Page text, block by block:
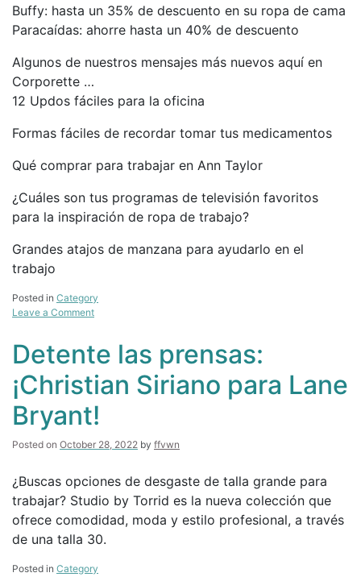
Buffy: hasta un 35% de descuento en su ropa de cama
Paracaídas: ahorre hasta un 40% de descuento
Algunos de nuestros mensajes más nuevos aquí en
Corporette …
12 Updos fáciles para la oficina
Formas fáciles de recordar tomar tus medicamentos
Qué comprar para trabajar en Ann Taylor
¿Cuáles son tus programas de televisión favoritos
para la inspiración de ropa de trabajo?
Grandes atajos de manzana para ayudarlo en el
trabajo
Posted in Category
Leave a Commenton
Cynthia
Heels
Detente las prensas:
¡Christian Siriano para Lane
Bryant!
Posted on October 28, 2022 by ffvwn
¿Buscas opciones de desgaste de talla grande para
trabajar? Studio by Torrid es la nueva colección que
ofrece comodidad, moda y estilo profesional, a través
de una talla 30.
Posted in Category